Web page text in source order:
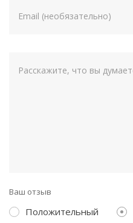
Ваш отзыв
Положительный